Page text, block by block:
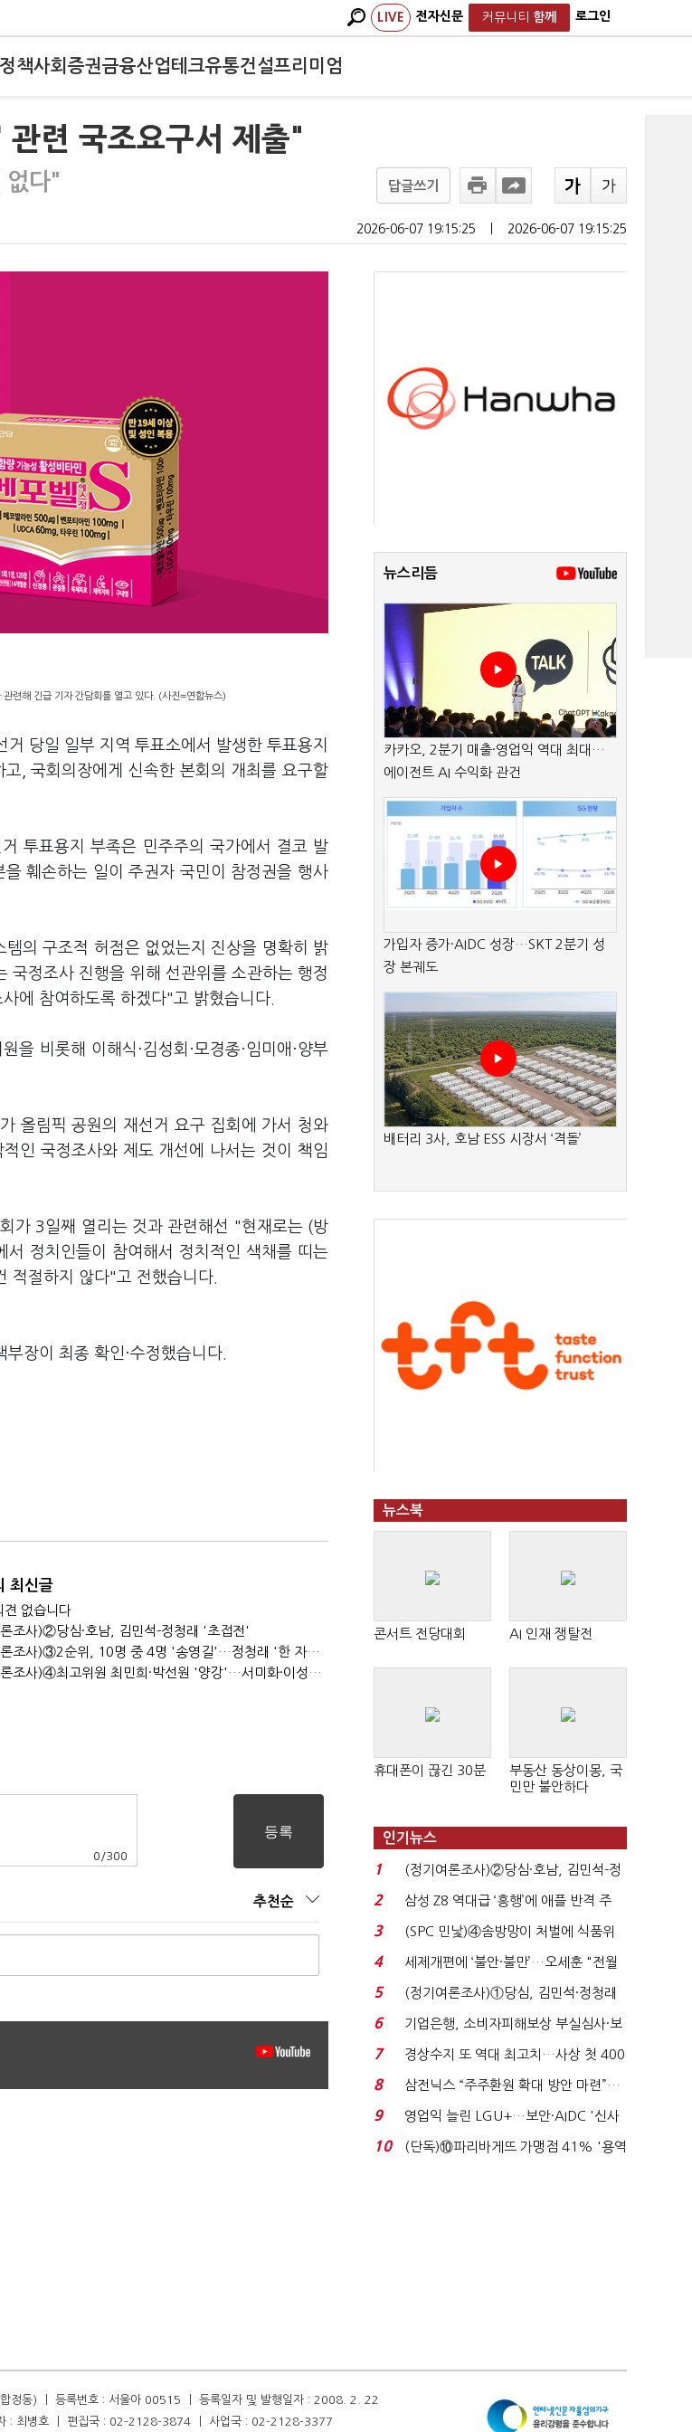
LIVE 전자신문 커뮤니티 함께 로그인
정책사회 증권금융산업테크유통건설프리미엄
련 국조요구서 제출"
없다" 답글쓰기
2026-06-07 19:15:25 2026-06-07 19:15:25
련해 긴급 기자 간담회를 열고 있다. (사진=연합뉴스)
당일 일부 지역 투표소에서 발생한 투표용지
, 국회의장에게 신속한 본회의 개최를 요구할
투표용지 부족은 민주주의 국가에서 결코 발
훼손하는 일이 주권자 국민이 참정권을 행사
의 구조적 허점은 없었는지 진상을 명확히 밝
국정조사 진행을 위해 선관위를 소관하는 행정
에 참여하도록 하겠다"고 밝혔습니다.
비롯해 이해식·김성회·모경종·임미애·양부
올림픽 공원의 재선거 요구 집회에 가서 청와
인 국정조사와 제도 개선에 나서는 것이 책임
가 3일째 열리는 것과 관련해선 "현재로는 (방
정치인들이 참여해서 정치적인 색채를 띠는
적절하지 않다"고 전했습니다.
장이 최종 확인·수정했습니다.
최신글
견 없습니다
조사)②당심·호남, 김민석-정청래 '초접전'
(정기여론조사)③2순위, 10명 중 4명 '송영길'…정청래 '한 자릿수'
(정기여론조사)④최고위원 최민희·박선원 '양강'…서미화·이성윤·임미애 뒤이어
0 /300
추천순
뉴스리듬
카카오, 2분기 매출·영업익 역대 최대…
에이전트 AI 수익화 관건
가입자 증가·AIDC 성장…SKT 2분기 성
장 본궤도
배터리 3사, 호남 ESS 시장서 ‘격돌’
뉴스북
콘서트 전당대회 AI 인재 쟁탈전
휴대폰이 끊긴 30분
부동산 동상이몽, 국
민만 불안하다
인기뉴스
1
(정기여론조사)②당심·호남, 김민석-정
청래 '초접전'...
2
삼성 Z8 역대급 ‘흥행’에 애플 반격 주
목…9월 ‘폴...
3
(SPC 민낯)④솜방망이 처벌에 식품위
생법 위반 반복...
4
세제개편에 ‘불안·불만’…오세훈 "전월
세 구하기 더 ...
5
(정기여론조사)①당심, 김민석·정청래
'초접전'…대통령 ...
6
기업은행, 소비자피해보상 부실심사·보
이스피싱 공시 ...
7
경상수지 또 역대 최고치…사상 첫 400
억달러에 '3% 성...
8
삼전닉스 “주주환원 확대 방안 마련”…
로이터에 성명...
9
영업익 늘린 LGU+…보안·AIDC '신사
업 드라이브'...
10
(단독)⑩파리바게뜨 가맹점 41% '용역
정동) ㅣ 등록번호 : 서울아 00515 ㅣ 등록일자 및 발행일자 : 2008. 2. 22
자 : 최병호 ㅣ 편집국 : 02-2128-3874 ㅣ 사업국 : 02-2128-3377